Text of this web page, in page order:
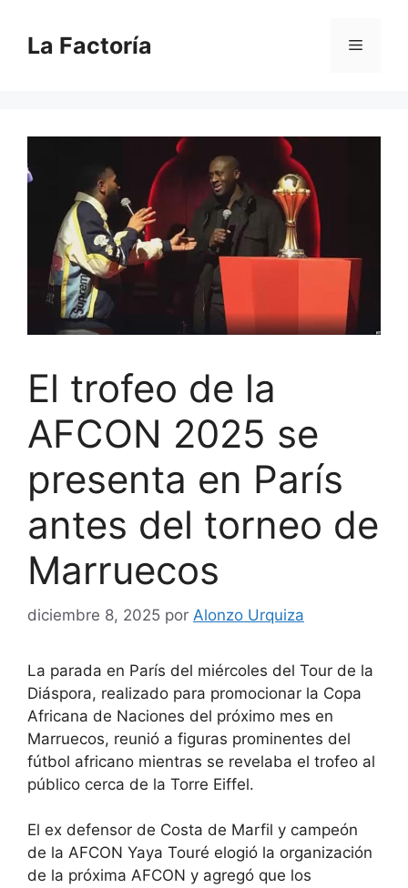
contenido
La Factoría Menú
El trofeo de la
AFCON 2025 se
presenta en París
antes del torneo de
Marruecos
diciembre 8, 2025 por Alonzo Urquiza
La parada en París del miércoles del Tour de la
Diáspora, realizado para promocionar la Copa
Africana de Naciones del próximo mes en
Marruecos, reunió a figuras prominentes del
fútbol africano mientras se revelaba el trofeo al
público cerca de la Torre Eiffel.
El ex defensor de Costa de Marfil y campeón
de la AFCON Yaya Touré elogió la organización
de la próxima AFCON y agregó que los